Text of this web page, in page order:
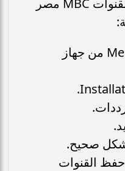
الدخول إلى قائمة Menu من جهاز
بشكل صحيح.
القنوات